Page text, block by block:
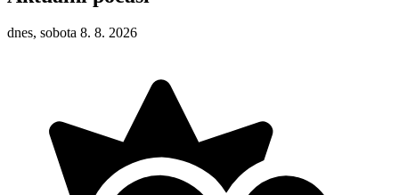
dnes, sobota 8. 8. 2026